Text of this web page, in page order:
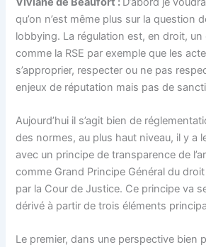
qu’on n’est même plus sur la question
lobbying. La régulation est, en droit, un
comme la RSE par exemple que les
s’approprier, respecter ou ne pas
enjeux de réputation mais pas de
Aujourd’hui il s’agit bien de
des normes, au plus haut niveau, il y a
avec un principe de transparence de
comme Grand Principe Général du droit
par la Cour de Justice. Ce principe va
dérivé à partir de trois éléments
Le premier, dans une perspective bien